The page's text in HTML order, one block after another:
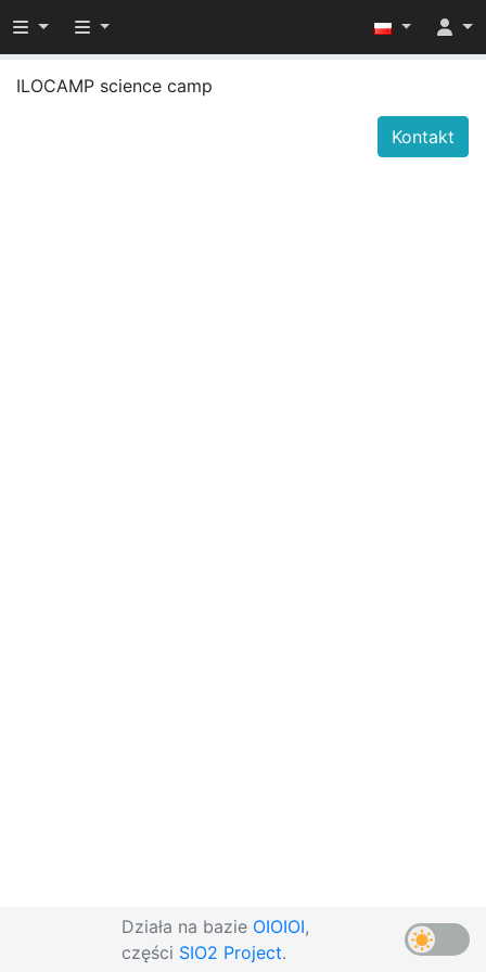
Przełącz widoczność menu
Przełącz widoczność menu
ILOCAMP science camp
Działa na bazie OIOIOI,
części SIO2 Project.
Kontakt